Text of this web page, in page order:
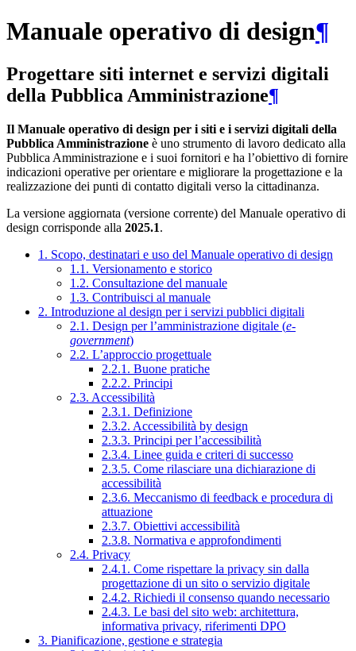
Manuale operativo di design¶
Progettare siti internet e servizi digitali
della Pubblica Amministrazione¶
Il Manuale operativo di design per i siti e i servizi digitali della
Pubblica Amministrazione è uno strumento di lavoro dedicato alla
Pubblica Amministrazione e i suoi fornitori e ha l’obiettivo di fornire
indicazioni operative per orientare e migliorare la progettazione e la
realizzazione dei punti di contatto digitali verso la cittadinanza.
La versione aggiornata (versione corrente) del Manuale operativo di
design corrisponde alla 2025.1.
1. Scopo, destinatari e uso del Manuale operativo di design
1.1. Versionamento e storico
1.2. Consultazione del manuale
1.3. Contribuisci al manuale
2. Introduzione al design per i servizi pubblici digitali
2.1. Design per l’amministrazione digitale (e-
government)
2.2. L’approccio progettuale
2.2.1. Buone pratiche
2.2.2. Principi
2.3. Accessibilità
2.3.1. Definizione
2.3.2. Accessibilità by design
2.3.3. Principi per l’accessibilità
2.3.4. Linee guida e criteri di successo
2.3.5. Come rilasciare una dichiarazione di
accessibilità
2.3.6. Meccanismo di feedback e procedura di
attuazione
2.3.7. Obiettivi accessibilità
2.3.8. Normativa e approfondimenti
2.4. Privacy
2.4.1. Come rispettare la privacy sin dalla
progettazione di un sito o servizio digitale
2.4.2. Richiedi il consenso quando necessario
2.4.3. Le basi del sito web: architettura,
informativa privacy, riferimenti DPO
3. Pianificazione, gestione e strategia